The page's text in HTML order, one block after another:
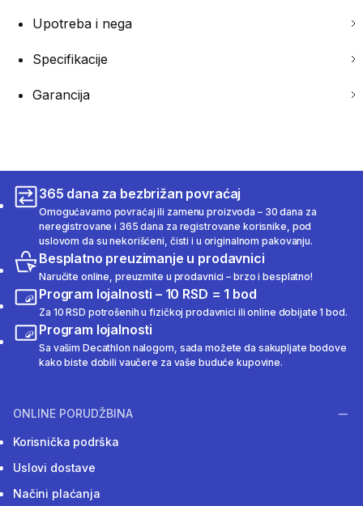
Upotreba i nega
Specifikacije
Garancija
365 dana za bezbrižan povraćaj
Omogućavamo povraćaj ili zamenu proizvoda – 30 dana za
neregistrovane i 365 dana za registrovane korisnike, pod
uslovom da su nekorišćeni, čisti i u originalnom pakovanju.
Besplatno preuzimanje u prodavnici
Naručite online, preuzmite u prodavnici – brzo i besplatno!
Program lojalnosti – 10 RSD = 1 bod
Za 10 RSD potrošenih u fizičkoj prodavnici ili online dobijate 1 bod.
Program lojalnosti
Sa vašim Decathlon nalogom, sada možete da sakupljate bodove
kako biste dobili vaučere za vaše buduće kupovine.
ONLINE PORUDŽBINA
Korisnička podrška
Uslovi dostave
Načini plaćanja